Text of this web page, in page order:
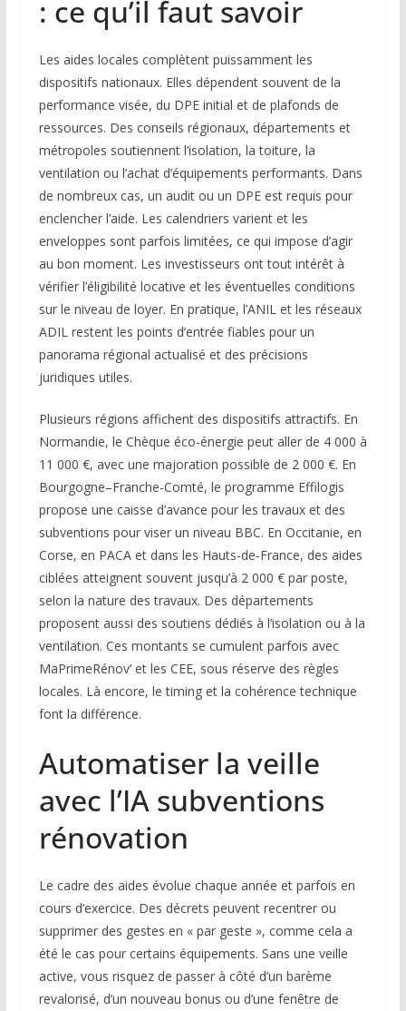
: ce qu’il faut savoir
Les aides locales complètent puissamment les
dispositifs nationaux. Elles dépendent souvent de la
performance visée, du DPE initial et de plafonds de
ressources. Des conseils régionaux, départements et
métropoles soutiennent l’isolation, la toiture, la
ventilation ou l’achat d’équipements performants. Dans
de nombreux cas, un audit ou un DPE est requis pour
enclencher l’aide. Les calendriers varient et les
enveloppes sont parfois limitées, ce qui impose d’agir
au bon moment. Les investisseurs ont tout intérêt à
vérifier l’éligibilité locative et les éventuelles conditions
sur le niveau de loyer. En pratique, l’ANIL et les réseaux
ADIL restent les points d’entrée fiables pour un
panorama régional actualisé et des précisions
juridiques utiles.
Plusieurs régions affichent des dispositifs attractifs. En
Normandie, le Chèque éco-énergie peut aller de 4 000 à
11 000 €, avec une majoration possible de 2 000 €. En
Bourgogne–Franche-Comté, le programme Effilogis
propose une caisse d’avance pour les travaux et des
subventions pour viser un niveau BBC. En Occitanie, en
Corse, en PACA et dans les Hauts-de-France, des aides
ciblées atteignent souvent jusqu’à 2 000 € par poste,
selon la nature des travaux. Des départements
proposent aussi des soutiens dédiés à l’isolation ou à la
ventilation. Ces montants se cumulent parfois avec
MaPrimeRénov’ et les CEE, sous réserve des règles
locales. Là encore, le timing et la cohérence technique
font la différence.
Automatiser la veille
avec l’IA subventions
rénovation
Le cadre des aides évolue chaque année et parfois en
cours d’exercice. Des décrets peuvent recentrer ou
supprimer des gestes en « par geste », comme cela a
été le cas pour certains équipements. Sans une veille
active, vous risquez de passer à côté d’un barème
revalorisé, d’un nouveau bonus ou d’une fenêtre de